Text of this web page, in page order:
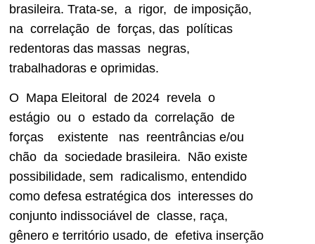
brasileira. Trata-se, a rigor, de imposição,
na correlação de forças, das políticas
redentoras das massas negras,
trabalhadoras e oprimidas.
O Mapa Eleitoral de 2024 revela o
estágio ou o estado da correlação de
forças existente nas reentrâncias e/ou
chão da sociedade brasileira. Não existe
possibilidade, sem radicalismo, entendido
como defesa estratégica dos interesses do
conjunto indissociável de classe, raça,
gênero e território usado, de efetiva inserção